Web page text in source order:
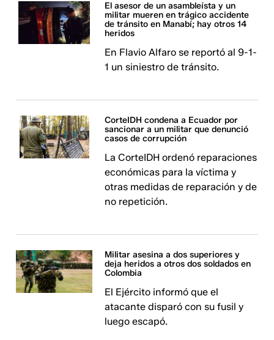
El asesor de un asambleísta y un
militar mueren en trágico accidente
de tránsito en Manabí; hay otros 14
heridos
En Flavio Alfaro se reportó al 9-1-
1 un siniestro de tránsito.
CorteIDH condena a Ecuador por
sancionar a un militar que denunció
casos de corrupción
La CorteIDH ordenó reparaciones
económicas para la víctima y
otras medidas de reparación y de
no repetición.
Militar asesina a dos superiores y
deja heridos a otros dos soldados en
Colombia
El Ejército informó que el
atacante disparó con su fusil y
luego escapó.